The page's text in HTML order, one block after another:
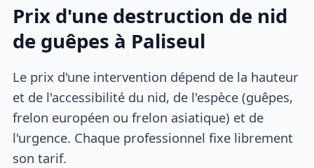
Prix d'une destruction de nid
de guêpes à Paliseul
Le prix d'une intervention dépend de la hauteur
et de l'accessibilité du nid, de l'espèce (guêpes,
frelon européen ou frelon asiatique) et de
l'urgence. Chaque professionnel fixe librement
son tarif.